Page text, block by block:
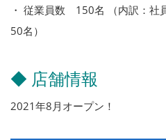
・ 従業員数 150名 （内訳：社
50名）
◆ 店舗情報
2021年8月オープン！